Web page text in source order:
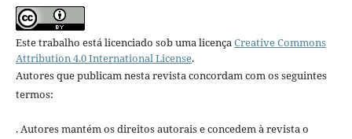
Este trabalho está licenciado sob uma licençaCreative Commons
Attribution 4.0 International License.
Autores que publicam nesta revista concordam com os seguintes
termos:
. Autores mantém os direitos autorais e concedem à revista o